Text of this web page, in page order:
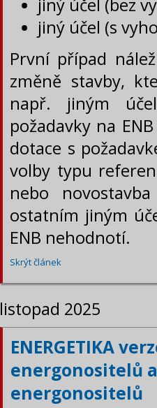
jiný účel (bez
jiný účel (s
První případ
změně stavby,
např. jiným
požadavky na
dotace s
volby typu
nebo
ostatním jiným
ENB nehodnotí.
Skrýt článek
listopad 2025
ENERGETIKA
energonositelů
energonositelů